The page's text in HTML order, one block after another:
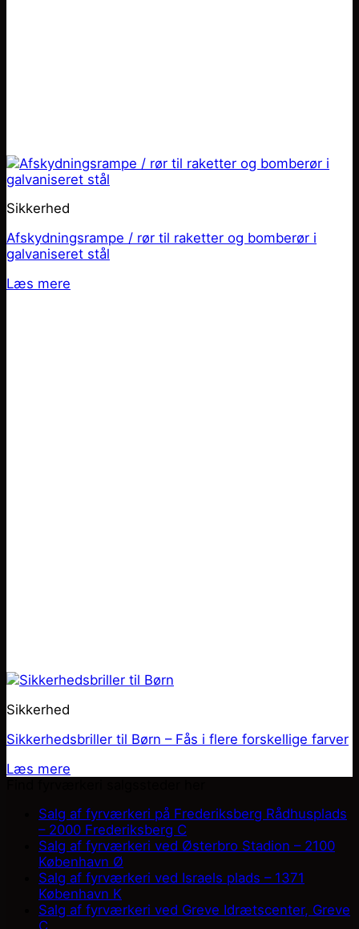
Sikkerhed
Afskydningsrampe / rør til raketter og bomberør i
galvaniseret stål
Læs mere
Sikkerhed
Sikkerhedsbriller til Børn – Fås i flere forskellige farver
Læs mere
Salg af fyrværkeri på Frederiksberg Rådhusplads
– 2000 Frederiksberg C
Salg af fyrværkeri ved Østerbro Stadion – 2100
København Ø
Salg af fyrværkeri ved Israels plads – 1371
København K
Salg af fyrværkeri ved Greve Idrætscenter, Greve